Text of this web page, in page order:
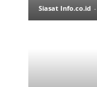
Siasat Info.co.id -